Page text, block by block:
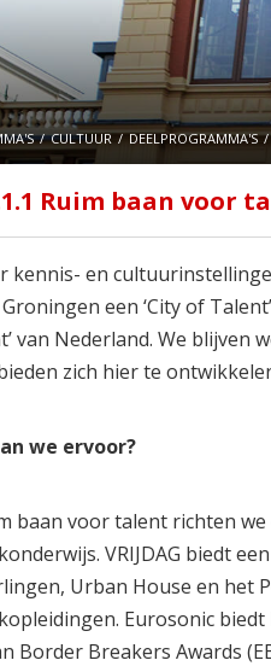
CULTUUR DEELPROGRAMMA'S
Ruim baan voor
kennis- en
een ‘City of
van Nederland. We blijven
zich hier te
we ervoor?
baan voor talent richten
VRIJDAG biedt
Urban House en het
Eurosonic
Border Breakers Awards